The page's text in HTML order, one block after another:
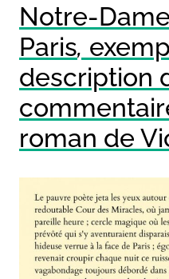
Notre-
Paris,
description
roman de